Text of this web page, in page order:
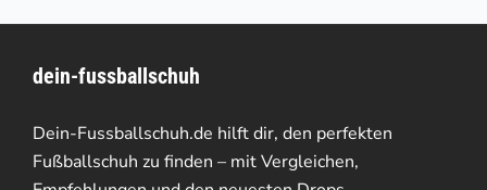
auf.
Die
Optionen
dein-fussballschuh
Dein-Fussballschuh.de hilft dir, den perfekten
Fußballschuh zu finden – mit Vergleichen,